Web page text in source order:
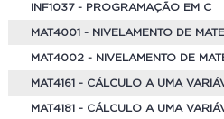
INF1037 - PROGRAMAÇÃO EM C
MAT4001 - NIVELAMENTO DE
MAT4002 - NIVELAMENTO DE
MAT4161 - CÁLCULO A UMA
MAT4181 - CÁLCULO A UMA